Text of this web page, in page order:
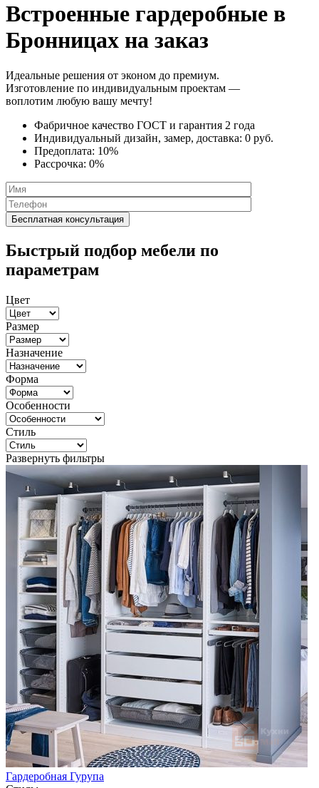
Встроенные гардеробные в
Бронницах на заказ
Идеальные решения от эконом до премиум.
Изготовление по индивидуальным проектам —
воплотим любую вашу мечту!
Фабричное качество ГОСТ и гарантия 2 года
Индивидуальный дизайн, замер, доставка: 0 руб.
Предоплата: 10%
Рассрочка: 0%
Быстрый подбор мебели по
параметрам
Цвет
Размер
Назначение
Форма
Особенности
Стиль
Развернуть фильтры
Гардеробная Гурупа